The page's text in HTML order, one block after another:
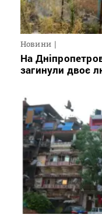
Новини
На
загинули двоє